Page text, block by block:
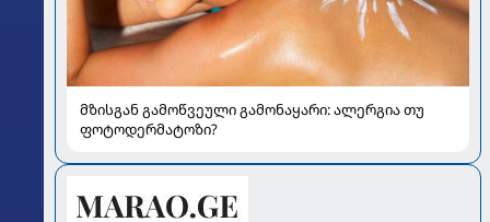
მზისგან გამოწვეული გამონაყარი: ალერგია თუ
ფოტოდერმატოზი?